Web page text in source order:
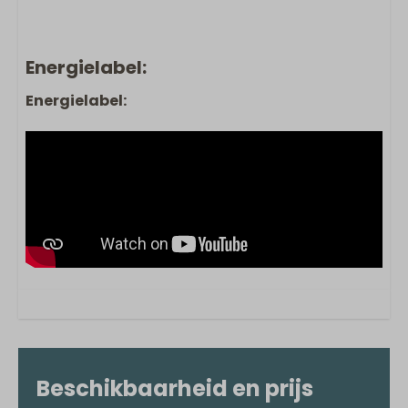
Energielabel:
Energielabel:
Beschikbaarheid en prijs